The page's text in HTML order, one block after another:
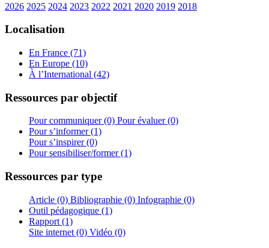
2026 2025 2024 2023 2022 2021 2020 2019 2018
Localisation
En France (71)
En Europe (10)
À l’International (42)
Ressources par objectif
Pour communiquer (0) Pour évaluer (0)
Pour s’informer (1)
Pour s’inspirer (0)
Pour sensibiliser/former (1)
Ressources par type
Article (0) Bibliographie (0) Infographie (0)
Outil pédagogique (1)
Rapport (1)
Site internet (0) Vidéo (0)